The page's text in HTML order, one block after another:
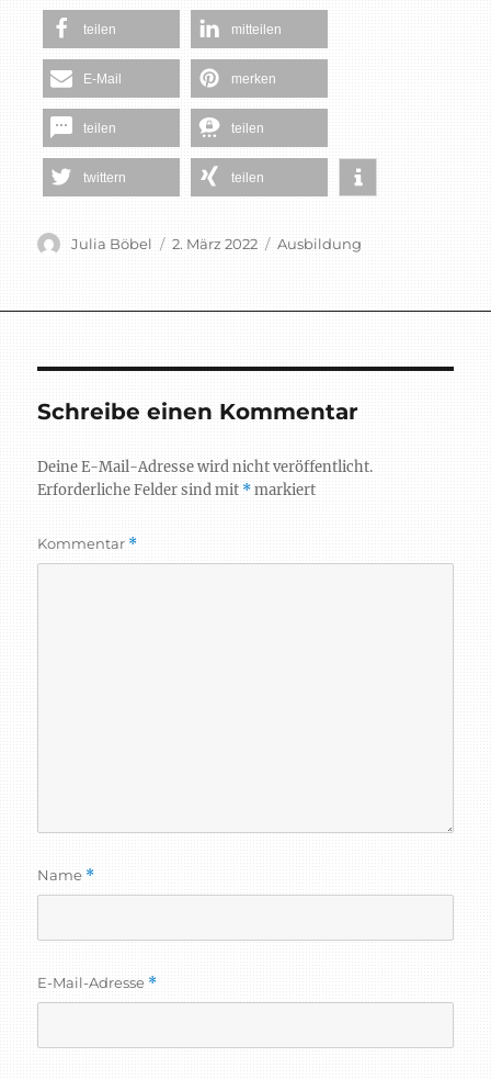
teilen mitteilen
E-Mail merken
teilen teilen
twittern teilen
Autor
Julia Böbel
Veröffentlicht
2. März 2022 Schlagwörter
Ausbildung
Schreibe einen Kommentar
Deine E-Mail-Adresse wird nicht veröffentlicht.
Erforderliche Felder sind mit *markiert
Kommentar *
Name *
E-Mail-Adresse *